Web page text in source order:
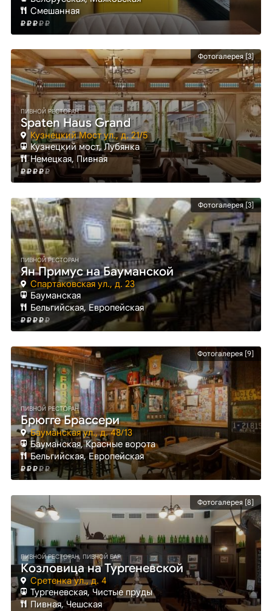
Смешанная
Фотогалерея [3]
ПИВНОЙ РЕСТОРАН
Spaten Haus Grand
Кузнецкий Мост ул., д. 21/5
Кузнецкий мост, Лубянка
Немецкая, Пивная
Фотогалерея [3]
ПИВНОЙ РЕСТОРАН
Ян Примус на Бауманской
Спартаковская ул., д. 23
Бауманская
Бельгийская, Европейская
Фотогалерея [9]
ПИВНОЙ РЕСТОРАН
Брюгге Брассери
Бауманская ул., д. 48/13
Бауманская, Красные ворота
Бельгийская, Европейская
Фотогалерея [8]
ПИВНОЙ РЕСТОРАН, ПИВНОЙ БАР
Козловица на Тургеневской
Сретенка ул., д. 4
Тургеневская, Чистые пруды
Пивная, Чешская